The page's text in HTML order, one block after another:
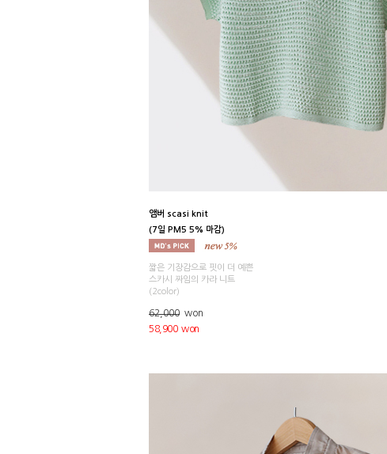
앰버 scasi knit
(7일 PM5 5% 마감)
짧은 기장감으로 핏이 더 예쁜
스카시 짜임의 카라 니트
(2color)
62,000 won
58,900 won